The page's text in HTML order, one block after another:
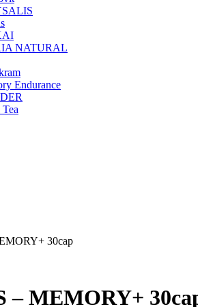
NATURAL
Endurance
30cap
– MEMORY+